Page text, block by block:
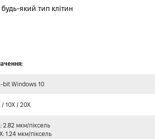
який тип клітин
bit Windows 10
/ 10X / 20X
2.82 мкм/піксель
1.24 мкм/піксель